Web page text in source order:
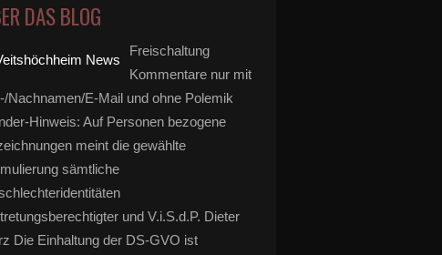
DAS BLOG
Freischaltung
Kommentare nur mit
Nachnamen/E-Mail und ohne Polemik
Hinweis: Auf Personen bezogene
meint die gewählte
sämtliche
und V.i.S.d.P. Dieter
Die Einhaltung der DS-GVO ist